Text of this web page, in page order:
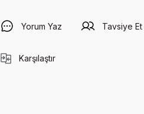
Yorum Yaz Tavsiye Et
Karşılaştır